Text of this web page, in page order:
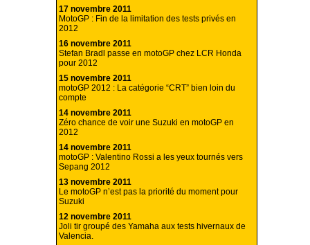
17 novembre 2011
MotoGP : Fin de la limitation des tests privés en
2012
16 novembre 2011
Stefan Bradl passe en motoGP chez LCR Honda
pour 2012
15 novembre 2011
motoGP 2012 : La catégorie “CRT” bien loin du
compte
14 novembre 2011
Zéro chance de voir une Suzuki en motoGP en
2012
14 novembre 2011
motoGP : Valentino Rossi a les yeux tournés vers
Sepang 2012
13 novembre 2011
Le motoGP n’est pas la priorité du moment pour
Suzuki
12 novembre 2011
Joli tir groupé des Yamaha aux tests hivernaux de
Valencia.